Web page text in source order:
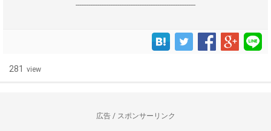
------------------------------------------------------------------
281 view
広告 / スポンサーリンク